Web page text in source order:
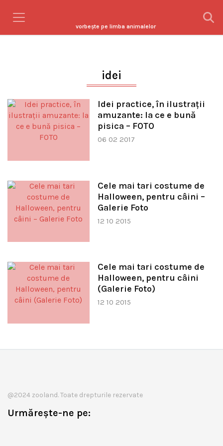
vorbeşte pe limba animalelor
idei
Idei practice, în ilustraţii
amuzante: la ce e bună
pisica – FOTO
06 02 2017
Cele mai tari costume de
Halloween, pentru câini –
Galerie Foto
12 10 2015
Cele mai tari costume de
Halloween, pentru câini
(Galerie Foto)
12 10 2015
@2024 zooland. Toate drepturile rezervate
Urmărește-ne pe: